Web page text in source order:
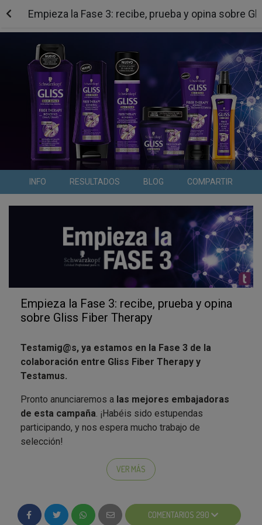
Empieza la Fase 3: recibe, prueba y opina sobre
INFO RESULTADOS BLOG COMPARTIR
Empieza la Fase 3: recibe, prueba y opina
sobre Gliss Fiber Therapy
Testamig@s, ya estamos en la Fase 3 de la
colaboración entre Gliss Fiber Therapy y
Testamus.
Pronto anunciaremos a las mejores embajadoras
de esta campaña . ¡Habéis sido estupendas
participando, y nos espera mucho trabajo de
selección!
Ya sabéis: además de haber superado la nota de
corte, se tendrán en cuenta otros criterios como la
sobre todo en la fase 3 como embajadoras.
VER MÁS
COMENTARIOS 290